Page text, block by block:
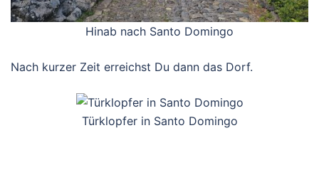
Hinab nach Santo Domingo
Nach kurzer Zeit erreichst Du dann das Dorf.
Türklopfer in Santo Domingo